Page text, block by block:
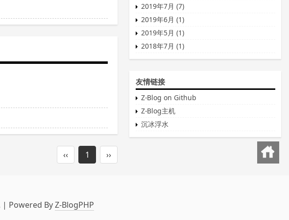
‹‹ 1 ››
2019年7月 (7)
2019年6月 (1)
2019年5月 (1)
2018年7月 (1)
友情链接
Z-Blog on Github
Z-Blog主机
沉冰浮水
| Powered ByZ-BlogPHP
回到首页